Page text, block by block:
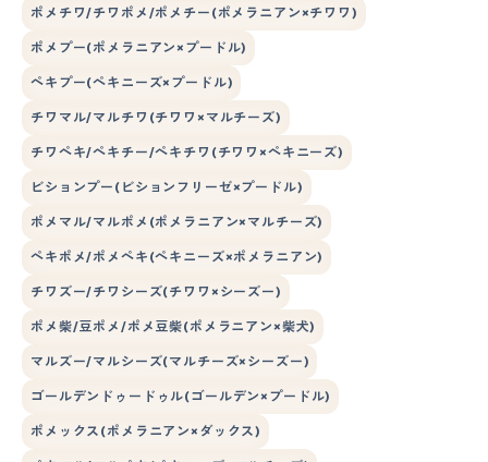
ポメチワ/チワポメ/ポメチー(ポメラニアン×チワワ)
ポメプー(ポメラニアン×プードル)
ペキプー(ペキニーズ×プードル)
チワマル/マルチワ(チワワ×マルチーズ)
チワペキ/ペキチー/ペキチワ(チワワ×ペキニーズ)
ビションプー(ビションフリーゼ×プードル)
ポメマル/マルポメ(ポメラニアン×マルチーズ)
ペキポメ/ポメペキ(ペキニーズ×ポメラニアン)
チワズー/チワシーズ(チワワ×シーズー)
ポメ柴/豆ポメ/ポメ豆柴(ポメラニアン×柴犬)
マルズー/マルシーズ(マルチーズ×シーズー)
ゴールデンドゥードゥル(ゴールデン×プードル)
ポメックス(ポメラニアン×ダックス)